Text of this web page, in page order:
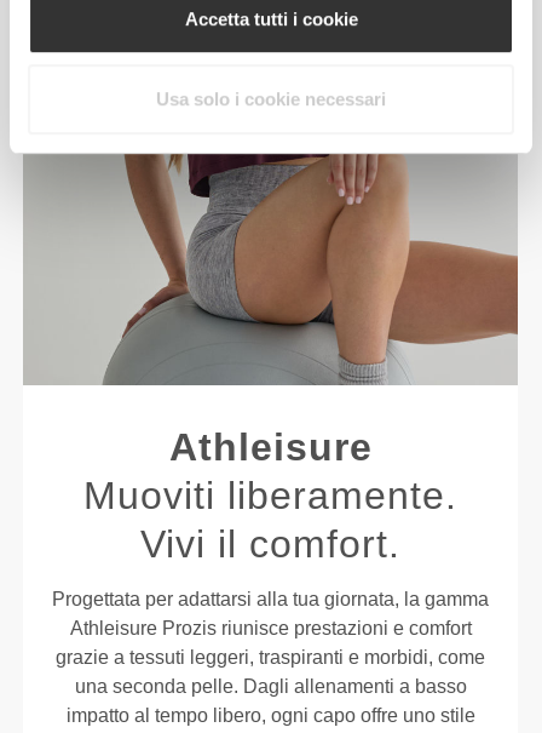
Accetta tutti i cookie
Usa solo i cookie necessari
Athleisure
Muoviti liberamente.
Vivi il comfort.
Progettata per adattarsi alla tua giornata, la gamma
Athleisure Prozis riunisce prestazioni e comfort
grazie a tessuti leggeri, traspiranti e morbidi, come
una seconda pelle. Dagli allenamenti a basso
impatto al tempo libero, ogni capo offre uno stile